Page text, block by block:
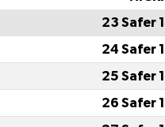
23 Safer
24 Safer
25 Safer
26 Safer